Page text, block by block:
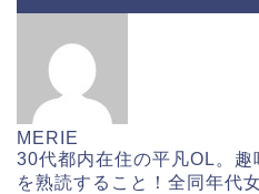
MERIE
30代都内在住の平凡OL。
を熟読すること！全同年代